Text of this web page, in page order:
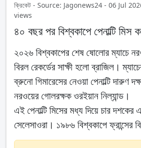
ক্রিকেট - Source: Jagonews24 - 06 Jul
views
৪০ বছর পর বিশ্বকাপে পেনাল্টি মিস
২০২৬ বিশ্বকাপের শেষ ষোলোর ম্যাচে
বিরল রেকর্ডের সাক্ষী হলো ব্রাজিল।
ব্রুনো গিমারেসের নেওয়া পেনাল্টি দারুণ
নরওয়ের গোলরক্ষক ওরইয়ান নিল্যান্ড।
এই পেনাল্টি মিসের মধ্য দিয়ে চার দশকের
সেলেসাওরা। ১৯৮৬ বিশ্বকাপে ফ্রান্সের